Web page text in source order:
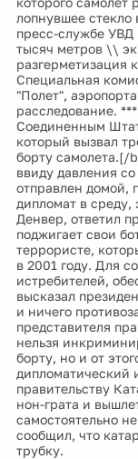
лопнувшее
пресс-службе УВД
тысяч метров \\
разгерметизация
Специальная
"Полет",
расследование.
Соединенным
который вызвал
борту самолета.[/
ввиду давления
отправлен домой,
дипломат в
Денвер, ответил
поджигает свои
террористе,
в 2001 году. Для
истребителей,
высказал
и ничего
представителя
нельзя
борту, но и от
дипломатический
правительству
нон-грата и
самостоятельно
сообщил, что
трубку.